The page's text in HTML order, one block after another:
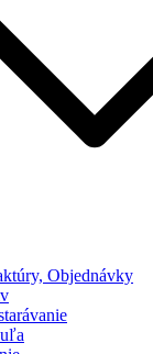
Objednávky